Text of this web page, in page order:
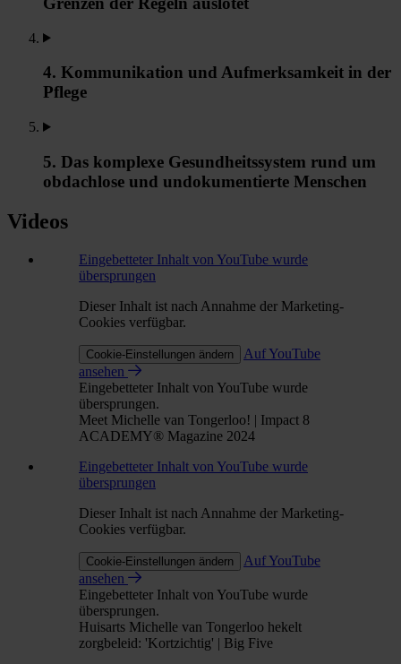
4. Kommunikation und Aufmerksamkeit in der
Pflege
5. Das komplexe Gesundheitssystem rund um
obdachlose und undokumentierte Menschen
Videos
Eingebetteter Inhalt von YouTube wurde
übersprungen
Dieser Inhalt ist nach Annahme der Marketing-
Cookies verfügbar.
Cookie-Einstellungen ändern
Auf YouTube
ansehen
Eingebetteter Inhalt von YouTube wurde
übersprungen.
Meet Michelle van Tongerloo! | Impact 8
ACADEMY® Magazine 2024
Eingebetteter Inhalt von YouTube wurde
übersprungen
Dieser Inhalt ist nach Annahme der Marketing-
Cookies verfügbar.
Cookie-Einstellungen ändern
Auf YouTube
ansehen
Eingebetteter Inhalt von YouTube wurde
übersprungen.
Huisarts Michelle van Tongerloo hekelt
zorgbeleid: 'Kortzichtig' | Big Five